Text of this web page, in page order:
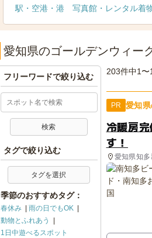
駅・空港・港
写真館・レンタル着
愛知県のゴールデンウィー
203件中1〜
PR 愛知
冷暖房
す！
愛知県知
フリーワードで絞り込む
タグで絞り込む
タグを選択
季節のおすすめタグ：
春休み
雨の日でもOK
動物とふれあう
1日中遊べるスポット